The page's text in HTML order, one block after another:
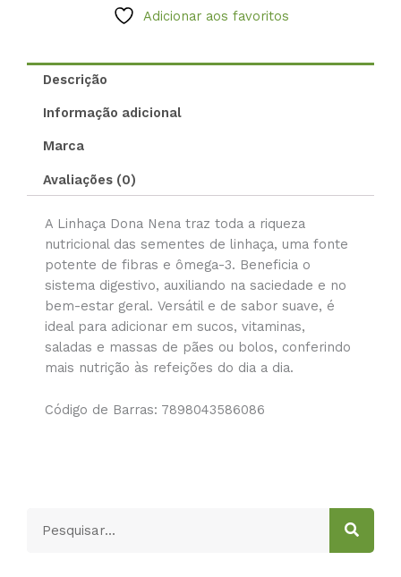
Adicionar aos favoritos
Descrição
Informação adicional
Marca
Avaliações (0)
A Linhaça Dona Nena traz toda a riqueza
nutricional das sementes de linhaça, uma fonte
potente de fibras e ômega-3. Beneficia o
sistema digestivo, auxiliando na saciedade e no
bem-estar geral. Versátil e de sabor suave, é
ideal para adicionar em sucos, vitaminas,
saladas e massas de pães ou bolos, conferindo
mais nutrição às refeições do dia a dia.
Código de Barras: 7898043586086